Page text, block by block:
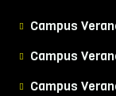
Campus
Campus
Campus